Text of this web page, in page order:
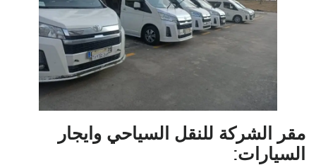
مقر الشركة للنقل السياحي وايجار
السيارات: